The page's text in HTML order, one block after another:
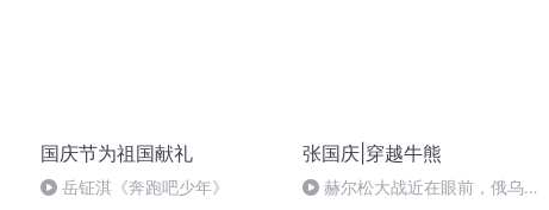
国庆节为祖国献礼
岳钲淇《奔跑吧少年》
张国庆|穿越牛熊
赫尔松大战近在眼前，俄乌冲